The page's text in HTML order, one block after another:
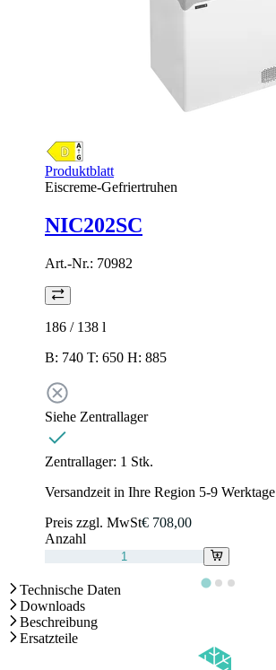
Produktblatt
Eiscreme-Gefriertruhen
NIC202SC
Art.-Nr.: 70982
186 / 138 l
B: 740 T: 650 H: 885
Siehe Zentrallager
Zentrallager: 1 Stk.
Versandzeit in Ihre Region 5-9 Werktage
Preis zzgl. MwSt€ 708,00
Anzahl
Technische Daten
Downloads
Beschreibung
Ersatzteile